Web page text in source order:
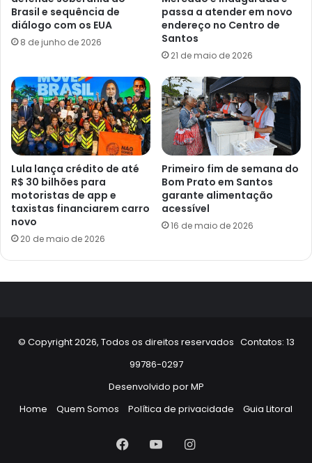
Brasil e sequência de
diálogo com os EUA
8 de junho de 2026
passa a atender em novo
endereço no Centro de
Santos
21 de maio de 2026
Lula lança crédito de até
R$ 30 bilhões para
motoristas de app e
taxistas financiarem carro
novo
20 de maio de 2026
Primeiro fim de semana do
Bom Prato em Santos
garante alimentação
acessível
16 de maio de 2026
© Copyright 2026, Todos os direitos reservados Contatos: 13
99786-0297
Desenvolvido porMP
Home
Quem Somos Política de privacidade Guia Litoral
Facebook
YouTubeInstagram